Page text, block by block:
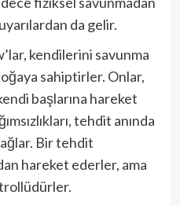
da gelir.
kendilerini savunma
sahiptirler. Onlar,
başlarına hareket
tehdit anında
Bir tehdit
hareket ederler, ama